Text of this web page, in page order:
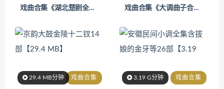
戏曲合集《湖北楚剧全本戏含醉公活佛等23部【3.61 G】》 戏曲合集《大调曲子合集《撵婆婆二请诸葛》41部【2.19》
29.4 MB分钟 戏曲合集 3.19 G分钟 戏曲合集